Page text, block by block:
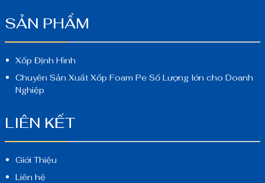
SẢN PHẨM
Xốp Định Hình
Chuyên Sản Xuất Xốp Foam Pe Số Lượng lớn cho Doanh
Nghiệp
LIÊN KẾT
Giới Thiệu
Liên hệ